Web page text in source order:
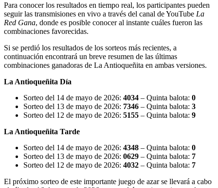
Para conocer los resultados en tiempo real, los participantes pueden
seguir las transmisiones en vivo a través del canal de YouTube La
Red Gana, donde es posible conocer al instante cuáles fueron las
combinaciones favorecidas.
Si se perdió los resultados de los sorteos más recientes, a
continuación encontrará un breve resumen de las últimas
combinaciones ganadoras de La Antioqueñita en ambas versiones.
La Antioqueñita Día
Sorteo del 14 de mayo de 2026: 4034 – Quinta balota: 0
Sorteo del 13 de mayo de 2026: 7346 – Quinta balota: 3
Sorteo del 12 de mayo de 2026: 5155 – Quinta balota: 9
La Antioqueñita Tarde
Sorteo del 14 de mayo de 2026: 4348 – Quinta balota: 0
Sorteo del 13 de mayo de 2026: 0629 – Quinta balota: 7
Sorteo del 12 de mayo de 2026: 4032 – Quinta balota: 7
El próximo sorteo de este importante juego de azar se llevará a cabo